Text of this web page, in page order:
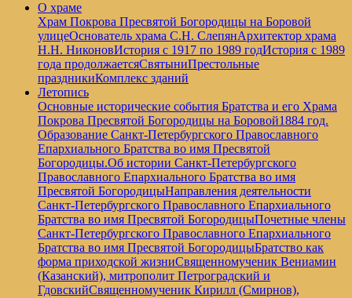
О храме
Храм Покрова Пресвятой Богородицы на Боровой
улицеОснователь храма С.Н. СлепянАрхитектор храма
Н.Н. НиконовИстория с 1917 по 1989 годИстория с 1989
года продолжаетсяСвятыниПрестольные
праздникиКомплекс зданий
Летопись
Основные исторические события Братства и его Храма
Покрова Пресвятой Богородицы на Боровой1884 год.
Образование Санкт-Петербургского Православного
Епархиального Братства во имя Пресвятой
Богородицы.Об истории Санкт-Петербургского
Православного Епархиального Братства во имя
Пресвятой БогородицыНаправления деятельности
Санкт-Петербургского Православного Епархиального
Братства во имя Пресвятой БогородицыПочетные члены
Санкт-Петербургского Православного Епархиального
Братства во имя Пресвятой БогородицыБратство как
форма приходской жизниСвященномученик Вениамин
(Казанский), митрополит Петроградский и
ГдовскийСвященномученик Кирилл (Смирнов),